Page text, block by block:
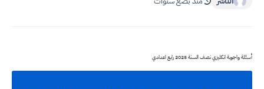
أسئلة واجوبة انكليزي نصف السنة 2025 رابع اعدادي